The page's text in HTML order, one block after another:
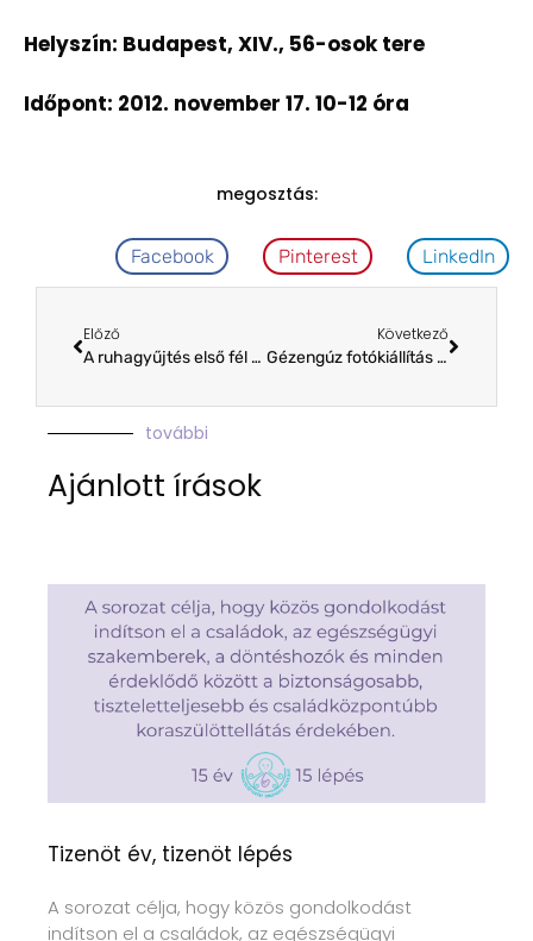
Helyszín: Budapest, XIV., 56-osok tere
Időpont: 2012. november 17. 10-12 óra
megosztás:
Facebook Pinterest LinkedIn
Előző
A ruhagyűjtés első fél évéről
Következő
Gézengúz fotókiállítás a WestEndben
további
Ajánlott írások
Tizenöt év, tizenöt lépés
A sorozat célja, hogy közös gondolkodást
indítson el a családok, az egészségügyi